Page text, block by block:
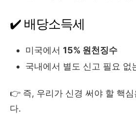
✔️ 배당소득세
미국에서 15% 원천징수
국내에서 별도 신고 필요 없
👉 즉, 우리가 신경 써야 할 핵심
다.